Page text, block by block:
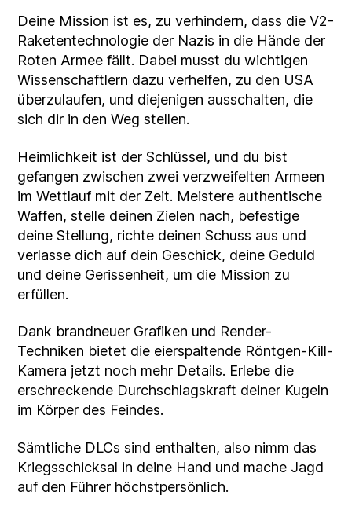
Deine Mission ist es, zu verhindern, dass die V2-
Raketentechnologie der Nazis in die Hände der
Roten Armee fällt. Dabei musst du wichtigen
Wissenschaftlern dazu verhelfen, zu den USA
überzulaufen, und diejenigen ausschalten, die
sich dir in den Weg stellen.
Heimlichkeit ist der Schlüssel, und du bist
gefangen zwischen zwei verzweifelten Armeen
im Wettlauf mit der Zeit. Meistere authentische
Waffen, stelle deinen Zielen nach, befestige
deine Stellung, richte deinen Schuss aus und
verlasse dich auf dein Geschick, deine Geduld
und deine Gerissenheit, um die Mission zu
erfüllen.
Dank brandneuer Grafiken und Render-
Techniken bietet die eierspaltende Röntgen-Kill-
Kamera jetzt noch mehr Details. Erlebe die
erschreckende Durchschlagskraft deiner Kugeln
im Körper des Feindes.
Sämtliche DLCs sind enthalten, also nimm das
Kriegsschicksal in deine Hand und mache Jagd
auf den Führer höchstpersönlich.